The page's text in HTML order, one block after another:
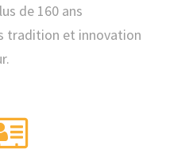
de 160 ans
tradition et innovation